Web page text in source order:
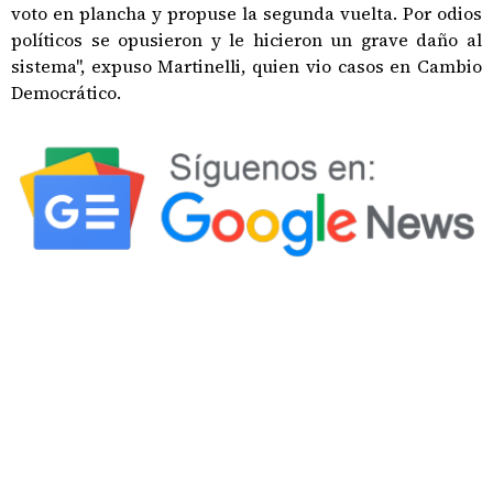
voto en plancha y propuse la segunda vuelta. Por odios
políticos se opusieron y le hicieron un grave daño al
sistema", expuso Martinelli, quien vio casos en Cambio
Democrático.